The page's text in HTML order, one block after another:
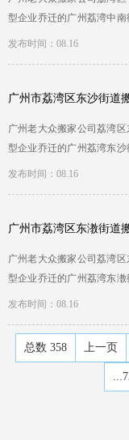
型企业乔迁的广州荔湾中
街道区，服务全荔…
发布时间：08.16
广州老大众搬家公司荔湾
型企业乔迁的广州荔湾东
街道区，服务全荔…
发布时间：08.16
广州老大众搬家公司荔湾
型企业乔迁的广州荔湾东
街道区，服务全荔…
发布时间：08.16
总数 358 上一页